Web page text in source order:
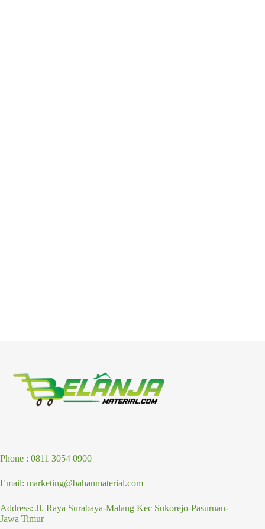
Phone : 0811 3054 0900
Email: marketing@bahanmaterial.com
Address: Jl. Raya Surabaya-Malang Kec Sukorejo-Pasuruan-
Jawa Timur